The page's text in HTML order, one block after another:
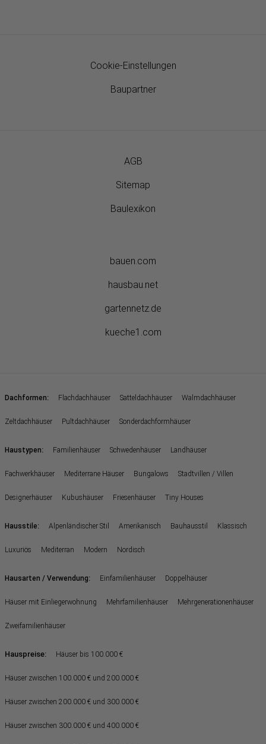
Cookie-Einstellungen
Baupartner
AGB
Sitemap
Baulexikon
bauen.com
hausbau.net
gartennetz.de
kueche1.com
Dachformen: Flachdachhäuser Satteldachhäuser Walmdachhäuser
Zeltdachhäuser Pultdachhäuser Sonderdachformhäuser
Haustypen: Familienhäuser Schwedenhäuser Landhäuser
Fachwerkhäuser Mediterrane Häuser Bungalows Stadtvillen / Villen
Designerhäuser Kubushäuser Friesenhäuser Tiny Houses
Hausstile: Alpenländischer Stil Amerikanisch Bauhausstil Klassisch
Luxuriös Mediterran Modern Nordisch
Hausarten / Verwendung: Einfamilienhäuser Doppelhäuser
Häuser mit Einliegerwohnung Mehrfamilienhäuser Mehrgenerationenhäuser
Zweifamilienhäuser
Hauspreise: Häuser bis 100.000 €
Häuser zwischen 100.000 € und 200.000 €
Häuser zwischen 200.000 € und 300.000 €
Häuser zwischen 300.000 € und 400.000 €